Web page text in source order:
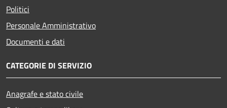
Politici
Personale Amministrativo
Documenti e dati
CATEGORIE DI SERVIZIO
Anagrafe e stato civile